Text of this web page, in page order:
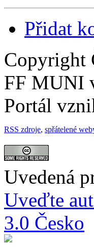
Přidat
Copyright
FF MUNI
Portál
RSS zdroje, spřátelené
Uvedená
Uveďte
3.0 Česko